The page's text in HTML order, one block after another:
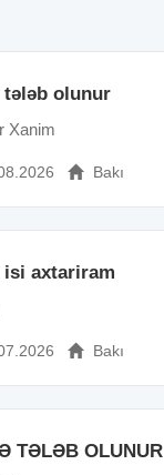
tələb olunur
Xanim
Bakı
axtariram
Bakı
TƏLƏB OLUNUR